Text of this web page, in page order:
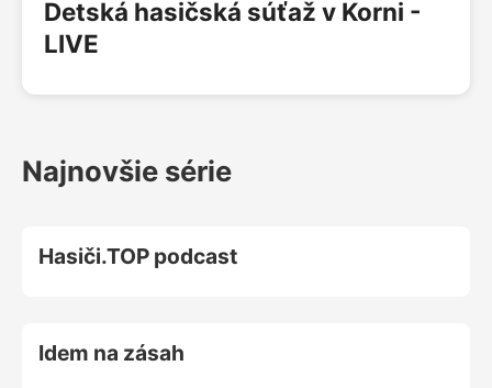
Detská hasičská súťaž v Korni -
LIVE
Najnovšie série
Hasiči.TOP podcast
Idem na zásah